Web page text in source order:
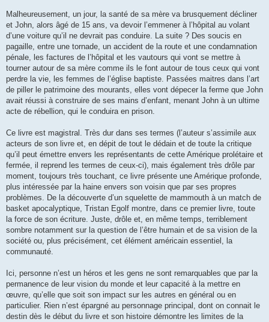
Malheureusement, un jour, la santé de sa mère va brusquement décliner
et John, alors âgé de 15 ans, va devoir l’emmener à l’hôpital au volant
d’une voiture qu’il ne devrait pas conduire. La suite ? Des soucis en
pagaille, entre une tornade, un accident de la route et une condamnation
pénale, les factures de l’hôpital et les vautours qui vont se mettre à
tourner autour de sa mère comme ils le font autour de tous ceux qui vont
perdre la vie, les femmes de l’église baptiste. Passées maitres dans l’art
de piller le patrimoine des mourants, elles vont dépecer la ferme que John
avait réussi à construire de ses mains d’enfant, menant John à un ultime
acte de rébellion, qui le conduira en prison.
Ce livre est magistral. Très dur dans ses termes (l’auteur s’assimile aux
acteurs de son livre et, en dépit de tout le dédain et de toute la critique
qu’il peut émettre envers les représentants de cette Amérique prolétaire et
fermée, il reprend les termes de ceux-ci), mais également très drôle par
moment, toujours très touchant, ce livre présente une Amérique profonde,
plus intéressée par la haine envers son voisin que par ses propres
problèmes. De la découverte d’un squelette de mammouth à un match de
basket apocalyptique, Tristan Egolf montre, dans ce premier livre, toute
la force de son écriture. Juste, drôle et, en même temps, terriblement
sombre notamment sur la question de l’être humain et de sa vision de la
société ou, plus précisément, cet élément américain essentiel, la
communauté.
Ici, personne n’est un héros et les gens ne sont remarquables que par la
permanence de leur vision du monde et leur capacité à la mettre en
œuvre, qu’elle que soit son impact sur les autres en général ou en
particulier. Rien n’est épargné au personnage principal, dont on connait le
destin dès le début du livre et son histoire démontre les limites de la